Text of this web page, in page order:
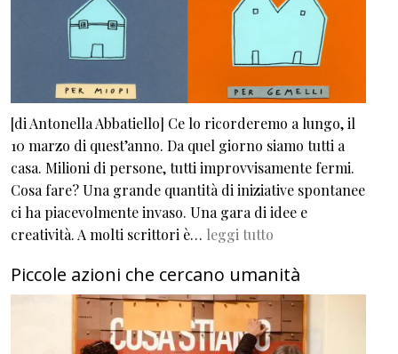
[di Antonella Abbatiello] Ce lo ricorderemo a lungo, il
10 marzo di quest’anno. Da quel giorno siamo tutti a
casa. Milioni di persone, tutti improvvisamente fermi.
Cosa fare? Una grande quantità di iniziative spontanee
ci ha piacevolmente invaso. Una gara di idee e
creatività. A molti scrittori è… leggi tutto
Piccole azioni che cercano umanità